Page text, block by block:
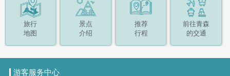
旅行
地图
景点
介绍
推荐
行程
前往青森
的交通
游客服务中心